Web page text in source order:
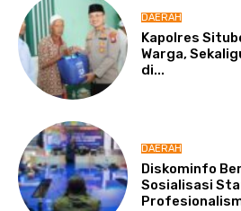
DAERAH
Kapolres
Warga,
di...
DAERAH
Diskominfo
Sosialisasi